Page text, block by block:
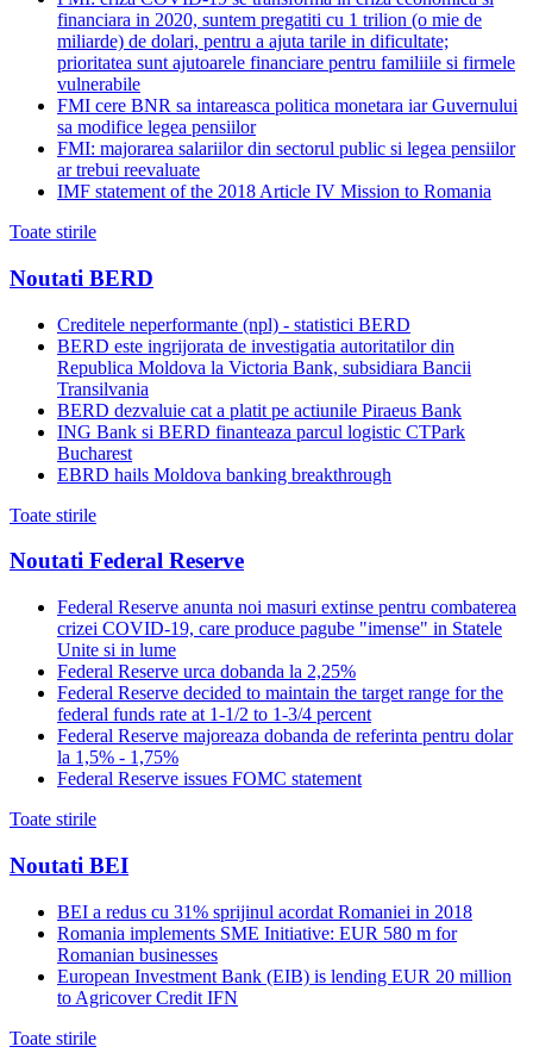
financiara in 2020, suntem pregatiti cu 1 trilion (o mie de
miliarde) de dolari, pentru a ajuta tarile in dificultate;
prioritatea sunt ajutoarele financiare pentru familiile si firmele
vulnerabile
FMI cere BNR sa intareasca politica monetara iar Guvernului
sa modifice legea pensiilor
FMI: majorarea salariilor din sectorul public si legea pensiilor
ar trebui reevaluate
IMF statement of the 2018 Article IV Mission to Romania
Toate stirile
Noutati BERD
Creditele neperformante (npl) - statistici BERD
BERD este ingrijorata de investigatia autoritatilor din
Republica Moldova la Victoria Bank, subsidiara Bancii
Transilvania
BERD dezvaluie cat a platit pe actiunile Piraeus Bank
ING Bank si BERD finanteaza parcul logistic CTPark
Bucharest
EBRD hails Moldova banking breakthrough
Toate stirile
Noutati Federal Reserve
Federal Reserve anunta noi masuri extinse pentru combaterea
crizei COVID-19, care produce pagube "imense" in Statele
Unite si in lume
Federal Reserve urca dobanda la 2,25%
Federal Reserve decided to maintain the target range for the
federal funds rate at 1-1/2 to 1-3/4 percent
Federal Reserve majoreaza dobanda de referinta pentru dolar
la 1,5% - 1,75%
Federal Reserve issues FOMC statement
Toate stirile
Noutati BEI
BEI a redus cu 31% sprijinul acordat Romaniei in 2018
Romania implements SME Initiative: EUR 580 m for
Romanian businesses
European Investment Bank (EIB) is lending EUR 20 million
to Agricover Credit IFN
Toate stirile